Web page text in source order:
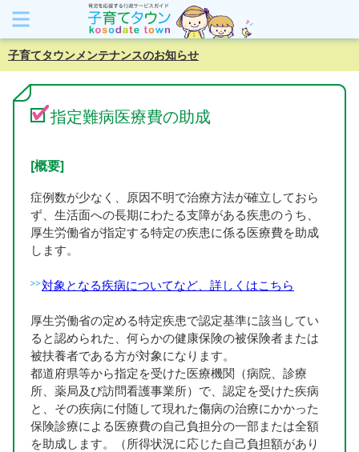
子育てタウンメンテナンスのお知らせ
指定難病医療費の助成
[概要]
症例数が少なく、原因不明で治療方法が確立しておら
ず、生活面への長期にわたる支障がある疾患のうち、
厚生労働省が指定する特定の疾患に係る医療費を助成
します。
対象となる疾病についてなど、詳しくはこちら
厚生労働省の定める特定疾患で認定基準に該当してい
ると認められた、何らかの健康保険の被保険者または
被扶養者である方が対象になります。
都道府県等から指定を受けた医療機関（病院、診療
所、薬局及び訪問看護事業所）で、認定を受けた疾病
と、その疾病に付随して現れた傷病の治療にかかった
保険診療による医療費の自己負担分の一部または全額
を助成します。（所得状況に応じた自己負担額があり